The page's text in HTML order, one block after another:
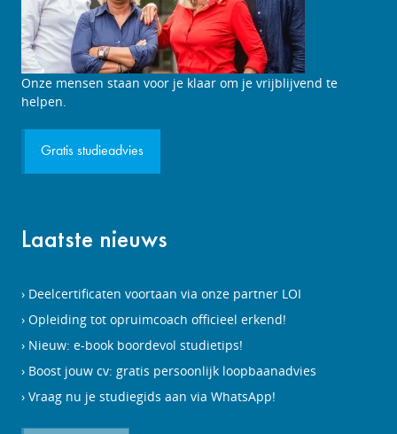
Studieadviesgesprek
aanvragen
Onze mensen staan voor je klaar om je vrijblijvend te
helpen.
Gratis studieadvies
Laatste nieuws
Deelcertificaten voortaan via onze partner LOI
Opleiding tot opruimcoach officieel erkend!
Nieuw: e-book boordevol studietips!
Boost jouw cv: gratis persoonlijk loopbaanadvies
Vraag nu je studiegids aan via WhatsApp!